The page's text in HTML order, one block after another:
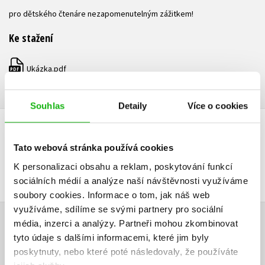
Souhlas Detaily Více o cookies
Tato webová stránka používá cookies
K personalizaci obsahu a reklam, poskytování funkcí
sociálních médií a analýze naší návštěvnosti využíváme
soubory cookies. Informace o tom, jak náš web
využíváme, sdílíme se svými partnery pro sociální
média, inzerci a analýzy. Partneři mohou zkombinovat
tyto údaje s dalšími informacemi, které jim byly
poskytnuty, nebo které poté následovaly, že používáte
pro dětského čtenáre nezapomenutelným zážitkem!
Ke stažení
PDF Ukázka.pdf
DALŠÍ TITULY Z ŘADY "DISNEY PIXAR - HODNÝ
HODNOCENÍ ČTENÁŘŮ
V současné době nejsou vytvořena žádná uživatelská hodnocení.